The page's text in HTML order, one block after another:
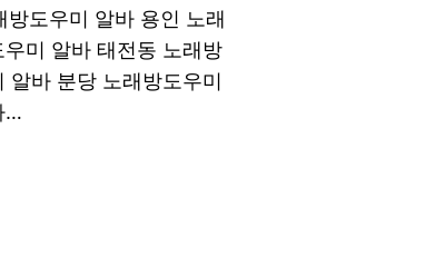
도우미 알바 용인 노래
미 알바 태전동 노래방
알바 분당 노래방도우미
…